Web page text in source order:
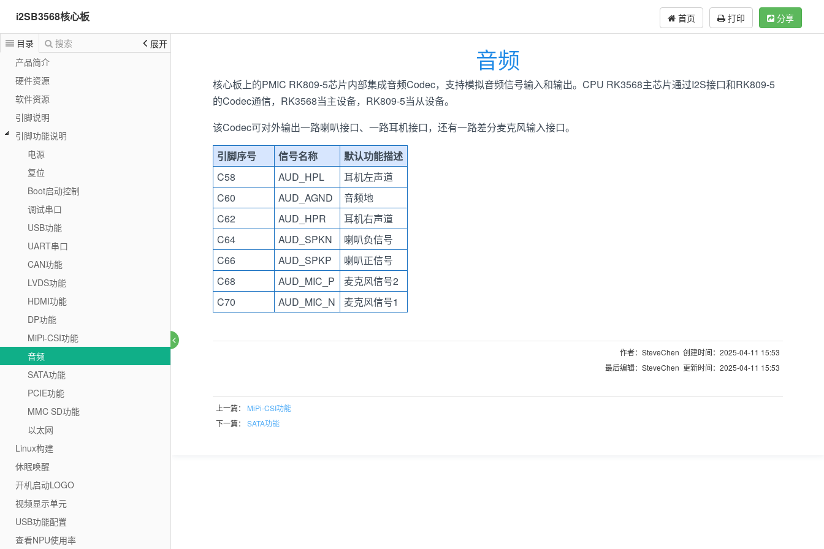
i2SB3568核心板 首页 打印 分享
目录 搜索
展开
产品简介
硬件资源
软件资源
引脚说明
引脚功能说明
电源
复位
Boot启动控制
调试串口
USB功能
UART串口
CAN功能
LVDS功能
HDMI功能
DP功能
MiPi-CSI功能
音频
SATA功能
PCIE功能
MMC SD功能
以太网
Linux构建
休眠唤醒
开机启动LOGO
视频显示单元
USB功能配置
查看NPU使用率
音频
核心板上的PMIC RK809-5芯片内部集成音频Codec，支持模拟音频信号输入和输出。CPU RK3568主芯片通过I2S接口和RK809-5
的Codec通信，RK3568当主设备，RK809-5当从设备。
该Codec可对外输出一路喇叭接口、一路耳机接口，还有一路差分麦克风输入接口。
引脚序号 信号名称
默认功能描述
C58
AUD_HPL
耳机左声道
C60
AUD_AGND
音频地
C62
AUD_HPR
耳机右声道
C64
AUD_SPKN
喇叭负信号
C66
AUD_SPKP
喇叭正信号
C68
AUD_MIC_P
麦克风信号2
C70
AUD_MIC_N 麦克风信号1
作者：SteveChen 创建时间：2025-04-11 15:53
最后编辑：SteveChen 更新时间：2025-04-11 15:53
上一篇： MiPi-CSI功能
下一篇： SATA功能